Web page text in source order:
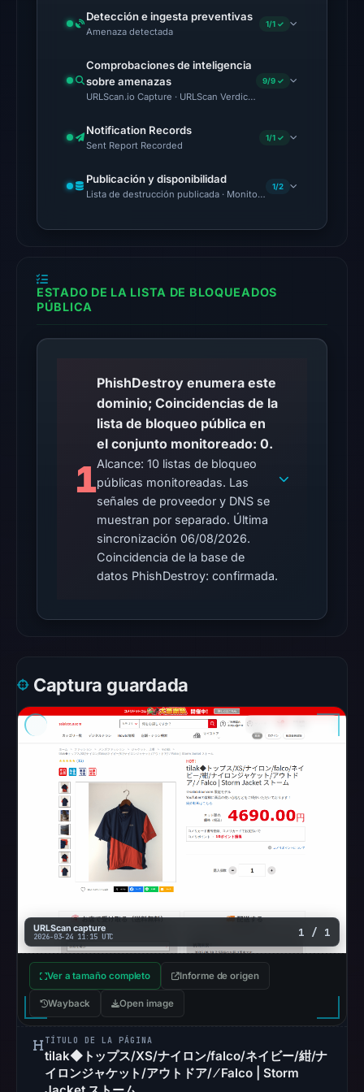
UTC.
Safe
Browsing
the
domain
Mar
2026
UTC.
The
reached
the
domain
(HTTP
302)
on
Aug
6,
2026
at
not
establish
whether
the
content
safe.
Other
observations:
No
matches
were
recorded
in
snapshot
from
Detección e ingesta preventivas
Amenaza detectada
1/1 ✓
Comprobaciones de inteligencia
sobre amenazas
URLScan.io Capture · URLScan Verdict · Cloudflare Radar
9/9 ✓
Notification Records
Sent Report Recorded
1/1 ✓
Publicación y disponibilidad
Lista de destrucción publicada · Monitoring Continues
1/2
ESTADO DE LA LISTA DE BLOQUEADOS
PÚBLICA
1
PhishDestroy enumera este
dominio; Coincidencias de la
lista de bloqueo pública en
el conjunto monitoreado: 0.
Alcance: 10 listas de bloqueo
públicas monitoreadas. Las
señales de proveedor y DNS se
muestran por separado. Última
sincronización 06/08/2026.
Coincidencia de la base de
datos PhishDestroy: confirmada.
Captura guardada
URLScan capture
2026-03-24 11:15 UTC 1 / 1
Ver a tamaño completo Informe de origen
Wayback Open image
TÍTULO DE LA PÁGINA
tilak◆トップス/XS/ナイロン/falco/ネイビー/紺/ナ
イロンジャケット/アウトドア/ ⁄ Falco | Storm